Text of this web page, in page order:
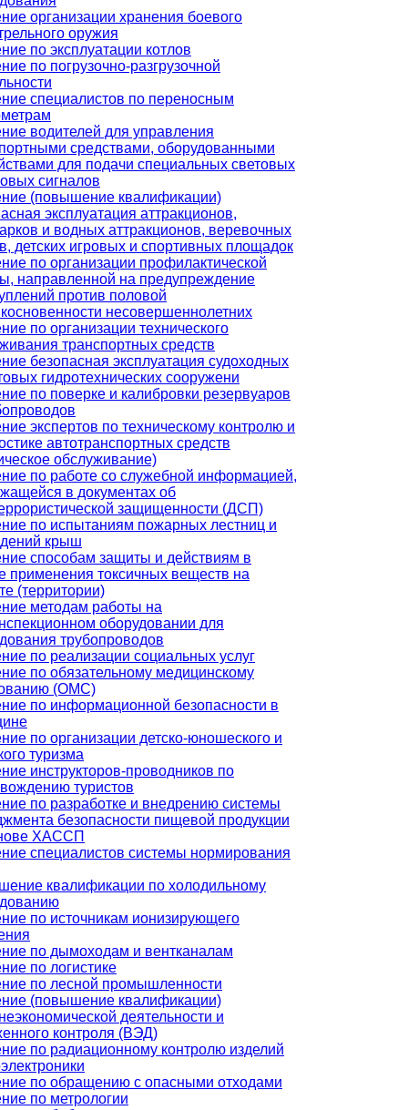
организации хранения боевого
оружия
по эксплуатации котлов
по погрузочно-разгрузочной
специалистов по переносным
водителей для управления
средствами, оборудованными
для подачи специальных световых
сигналов
(повышение квалификации)
эксплуатация аттракционов,
и водных аттракционов, веревочных
детских игровых и спортивных площадок
по организации профилактической
направленной на предупреждение
против половой
несовершеннолетних
по организации технического
транспортных средств
безопасная эксплуатация судоходных
гидротехнических сооружени
по поверке и калибровки резервуаров
экспертов по техническому контролю и
автотранспортных средств
обслуживание)
по работе со служебной информацией,
в документах об
защищенности (ДСП)
по испытаниям пожарных лестниц и
крыш
способам защиты и действиям в
применения токсичных веществ на
(территории)
методам работы на
оборудовании для
трубопроводов
по реализации социальных услуг
по обязательному медицинскому
(ОМС)
по информационной безопасности в
по организации детско-юношеского и
туризма
инструкторов-проводников по
туристов
по разработке и внедрению системы
безопасности пищевой продукции
ХАССП
специалистов системы нормирования
квалификации по холодильному
по источникам ионизирующего
по дымоходам и вентканалам
по логистике
по лесной промышленности
(повышение квалификации)
деятельности и
контроля (ВЭД)
по радиационному контролю изделий
по обращению с опасными отходами
по метрологии